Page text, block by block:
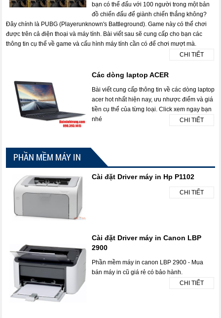
bạn có thể đấu với 100 người trong một bản
đồ chiến đấu để giành chiến thắng không?
Đây chính là PUBG (Playerunknown's Battleground). Game này có thể chơi
được trên cả điện thoại và máy tính. Bài viết sau sẽ cung cấp cho bạn các
thông tin cụ thể về game và cấu hình máy tính cần có để chơi mượt mà.
CHI TIẾT
Các dòng laptop ACER
Bài viết cung cấp thông tin về các dòng laptop
acer hot nhất hiện nay, ưu nhược điểm và giá
tiền cụ thể của từng loại. Click xem ngay bạn
nhé
CHI TIẾT
PHẦN MỀM MÁY IN
Cài đặt Driver máy in Hp P1102
CHI TIẾT
Cài đặt Driver máy in Canon LBP
2900
Phần mềm máy in canon LBP 2900 - Mua
bán máy in cũ giá rẻ có bảo hành.
CHI TIẾT